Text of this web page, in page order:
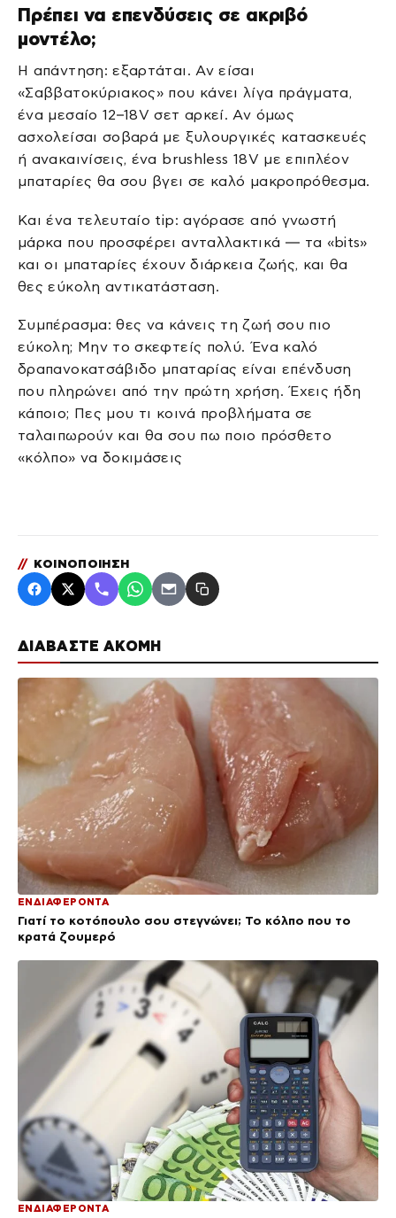
ΔΙΑΒΑΣΤΕ ΑΚΟΜΗ
ΕΝΔΙΑΦΕΡΟΝΤΑ
Γιατί το κοτόπουλο σου στεγνώνει; Το κόλπο που το
κρατά ζουμερό
ΕΝΔΙΑΦΕΡΟΝΤΑ
Πρέπει να επενδύσεις σε ακριβό
μοντέλο;
Η απάντηση: εξαρτάται. Αν είσαι
«Σαββατοκύριακος» που κάνει λίγα πράγματα,
ένα μεσαίο 12–18V σετ αρκεί. Αν όμως
ασχολείσαι σοβαρά με ξυλουργικές κατασκευές
ή ανακαινίσεις, ένα brushless 18V με επιπλέον
μπαταρίες θα σου βγει σε καλό μακροπρόθεσμα.
Και ένα τελευταίο tip: αγόρασε από γνωστή
μάρκα που προσφέρει ανταλλακτικά — τα «bits»
και οι μπαταρίες έχουν διάρκεια ζωής, και θα
θες εύκολη αντικατάσταση.
Συμπέρασμα: θες να κάνεις τη ζωή σου πιο
εύκολη; Μην το σκεφτείς πολύ. Ένα καλό
δραπανοκατσάβιδο μπαταρίας είναι επένδυση
που πληρώνει από την πρώτη χρήση. Έχεις ήδη
κάποιο; Πες μου τι κοινά προβλήματα σε
ταλαιπωρούν και θα σου πω ποιο πρόσθετο
«κόλπο» να δοκιμάσεις
// ΚΟΙΝΟΠΟΙΗΣΗ